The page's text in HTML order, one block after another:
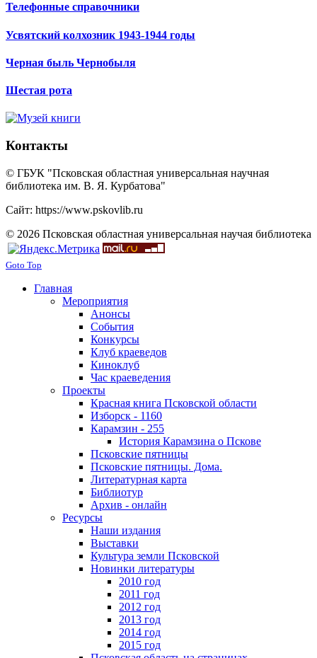
Телефонные справочники
Усвятский колхозник 1943-1944 годы
Черная быль Чернобыля
Шестая рота
Контакты
© ГБУК "Псковская областная универсальная научная
библиотека им. В. Я. Курбатова"
Сайт: https://www.pskovlib.ru
© 2026 Псковская областная универсальная научая библиотека
Goto Top
Главная
Мероприятия
Анонсы
События
Конкурсы
Клуб краеведов
Киноклуб
Час краеведения
Проекты
Красная книга Псковской области
Изборск - 1160
Карамзин - 255
История Карамзина о Пскове
Псковские пятницы
Псковские пятницы. Дома.
Литературная карта
Библиотур
Архив - онлайн
Ресурсы
Наши издания
Выставки
Культура земли Псковской
Новинки литературы
2010 год
2011 год
2012 год
2013 год
2014 год
2015 год